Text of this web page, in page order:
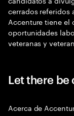
cerrados referidos
Accenture tiene
oportunidades
veteranas y
Let there be
Acerca de